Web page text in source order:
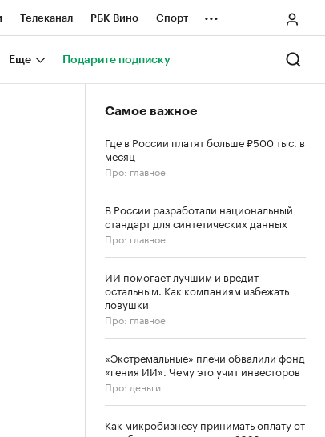
Телеканал РБК Вино Спорт
Город
...
Еще Подарите подписку
Самое важное
Где в России платят больше ₽500 тыс. в
месяц
Про: главное
В России разработали национальный
стандарт для синтетических данных
Про: главное
ИИ помогает лучшим и вредит
остальным. Как компаниям избежать
ловушки
Про: главное
«Экстремальные» плечи обвалили фонд
«гения ИИ». Чему это учит инвесторов
Про: деньги
Как микробизнесу принимать оплату от